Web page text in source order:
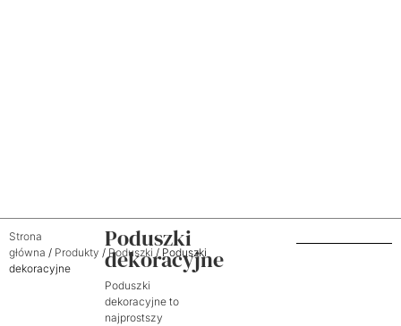
Strona
główna / Produkty / Poduszki / Poduszki
dekoracyjne
Poduszki
dekoracyjne
Poduszki
dekoracyjne to
najprostszy